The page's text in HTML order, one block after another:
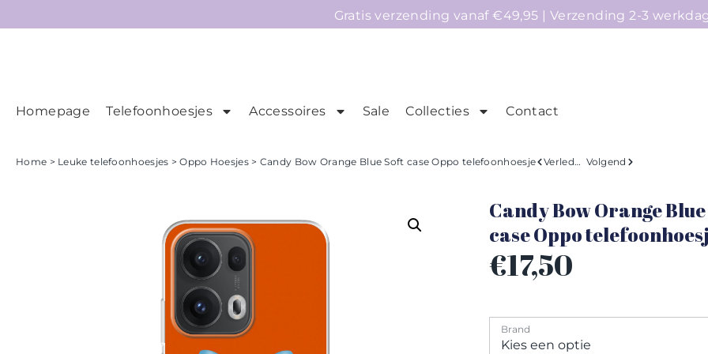
Gratis verzending vanaf €49,95 | Verzending 2-3
Homepage Telefoonhoesjes Accessoires Sale Collecties Contact
Home > Leuke telefoonhoesjes >Oppo Hoesjes> Candy Bow Orange Blue Soft case Oppo telefoonhoesje Verleden Volgend
Candy Bow Orange
case Oppo
€17,50
Brand